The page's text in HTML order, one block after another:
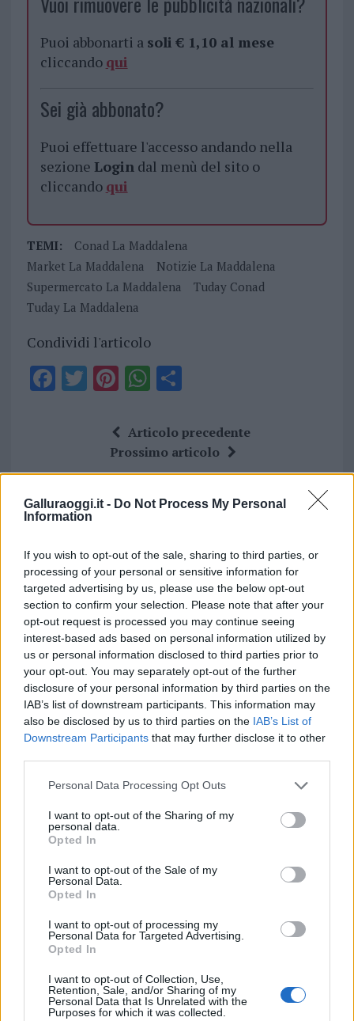
Galluraoggi.it - Do Not Process My Personal
Information
If you wish to opt-out of the sale, sharing to third parties, or
processing of your personal or sensitive information for
targeted advertising by us, please use the below opt-out
section to confirm your selection. Please note that after your
opt-out request is processed you may continue seeing
interest-based ads based on personal information utilized by
us or personal information disclosed to third parties prior to
your opt-out. You may separately opt-out of the further
disclosure of your personal information by third parties on the
IAB’s list of downstream participants. This information may
also be disclosed by us to third parties on the IAB’s List of
Downstream Participants that may further disclose it to other
Please note that this website/app uses one or more Google
not limited to your visit or usage behaviour. You may click to
grant or deny consent to Google and its third-party tags to
use your data for below specified purposes in below Google
consent section.
Personal Data Processing Opt Outs
I want to opt-out of the Sharing of my
personal data.
Opted In
I want to opt-out of the Sale of my
Personal Data.
Opted In
I want to opt-out of processing my
Personal Data for Targeted Advertising.
Opted In
I want to opt-out of Collection, Use,
Retention, Sale, and/or Sharing of my
Personal Data that Is Unrelated with the
Purposes for which it was collected.
Puoi abbonarti a soli € 1,10 al mese
cliccando qui
Sei già abbonato?
Puoi effettuare l'accesso andando nella
sezione Logindal menù del sito o
cliccando qui
TEMI:
Conad La Maddalena
Market La Maddalena
Notizie La Maddalena
Supermercato La Maddalena
Tuday Conad
Tuday La Maddalena
Condividi l'articolo
F
o
o
k
T
r
Pi
te
re
st
W
at
s
A
p
S
a
re
Articolo precedente
Prossimo articolo
NOTIZIE RECENTI
Incendi, a San Pasquale arriva il Campo Base:
l’inaugurazione
Andrea Mura conquista Palau: grande
partecipazione per il suo racconto
Calangianus, allarme sul centro accoglienza
minori, Albieri: “Episodi gravissimi”
Gallura, finti clienti svuotano le suite: furto da
50mila nel resort
Meteo Olbia 7 agosto, sole e caldo tornano
Test tunnel Olbia: rampe chiuse ancora fino a
fine agosto
amate dell’estate 2026